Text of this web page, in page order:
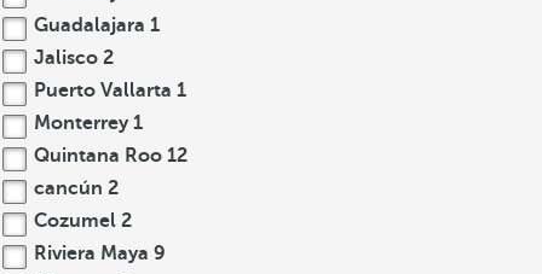
Guadalajara 1
Jalisco 2
Puerto Vallarta 1
Monterrey 1
Quintana Roo 12
cancún 2
Cozumel 2
Riviera Maya 9